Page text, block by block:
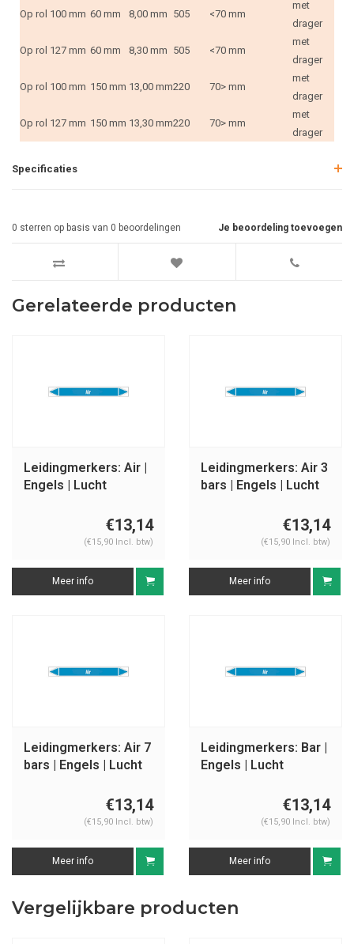
Op rol 100 mm 60 mm 8,00 mm 505 <70 mm
met
drager
Op rol 127 mm 60 mm 8,30 mm 505 <70 mm
met
drager
Op rol 100 mm 150 mm 13,00 mm220 70> mm
met
drager
Op rol 127 mm 150 mm 13,30 mm220 70> mm
met
drager
Specificaties
Je beoordeling toevoegen
0 sterren op basis van 0 beoordelingen
Gerelateerde producten
Leidingmerkers: Air |
Engels | Lucht
€13,14
(€15,90 Incl. btw)
Meer info
Leidingmerkers: Air 3
bars | Engels | Lucht
€13,14
(€15,90 Incl. btw)
Meer info
Leidingmerkers: Air 7
bars | Engels | Lucht
€13,14
(€15,90 Incl. btw)
Meer info
Leidingmerkers: Bar |
Engels | Lucht
€13,14
(€15,90 Incl. btw)
Meer info
Vergelijkbare producten